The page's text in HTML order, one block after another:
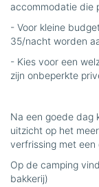
accommodatie die
- Voor kleine
35/nacht worden
- Kies voor een
zijn onbeperkte
Na een goede dag
uitzicht op het
verfrissing met een
Op de camping
bakkerij)